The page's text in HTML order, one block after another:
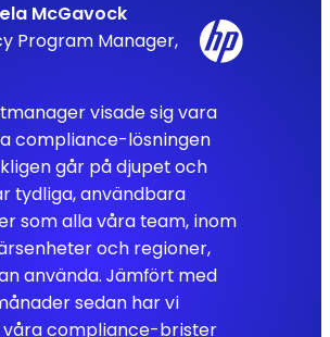
McGavock
Program Manager,
visade sig vara
compliance-lösningen
går på djupet och
tydliga, användbara
som alla våra team, inom
och regioner,
använda. Jämfört med
sedan har vi
våra compliance-brister